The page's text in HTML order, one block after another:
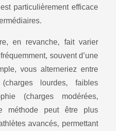
particulièrement efficace
en revanche, fait varier
souvent d’une
vous alterneriez entre
lourdes, faibles
(charges modérées,
méthode peut être plus
avancés, permettant